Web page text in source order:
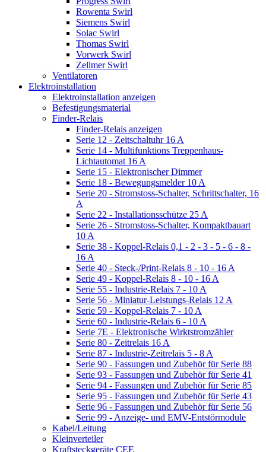
Rowenta Swirl
Siemens Swirl
Solac Swirl
Thomas Swirl
Vorwerk Swirl
Zellmer Swirl
Ventilatoren
Elektroinstallation
Elektroinstallation anzeigen
Befestigungsmaterial
Finder-Relais
Finder-Relais anzeigen
Serie 12 - Zeitschaltuhr 16 A
Serie 14 - Multifunktions Treppenhaus-
Lichtautomat 16 A
Serie 15 - Elektronischer Dimmer
Serie 18 - Bewegungsmelder 10 A
Serie 20 - Stromstoss-Schalter, Schrittschalter, 16
A
Serie 22 - Installationsschütze 25 A
Serie 26 - Stromstoss-Schalter, Kompaktbauart
10 A
Serie 38 - Koppel-Relais 0,1 - 2 - 3 - 5 - 6 - 8 -
16 A
Serie 40 - Steck-/Print-Relais 8 - 10 - 16 A
Serie 49 - Koppel-Relais 8 - 10 - 16 A
Serie 55 - Industrie-Relais 7 - 10 A
Serie 56 - Miniatur-Leistungs-Relais 12 A
Serie 59 - Koppel-Relais 7 - 10 A
Serie 60 - Industrie-Relais 6 - 10 A
Serie 7E - Elektronische Wirktstromzähler
Serie 80 - Zeitrelais 16 A
Serie 87 - Industrie-Zeitrelais 5 - 8 A
Serie 90 - Fassungen und Zubehör für Serie 88
Serie 93 - Fassungen und Zubehör für Serie 41
Serie 94 - Fassungen und Zubehör für Serie 85
Serie 95 - Fassungen und Zubehör für Serie 43
Serie 96 - Fassungen und Zubehör für Serie 56
Serie 99 - Anzeige- und EMV-Entstörmodule
Kabel/Leitung
Kleinverteiler
Kraftsteckgeräte CEE